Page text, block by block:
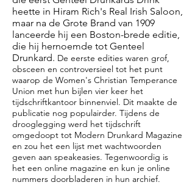
heette in Hiram Rich's Real Irish Saloon,
maar na de Grote Brand van 1909
lanceerde hij een Boston-brede editie,
die hij hernoemde tot Genteel
Drunkard. De eerste edities waren grof,
obsceen en controversieel tot het punt
waarop de Women's Christian Temperance
Union met hun bijlen vier keer het
tijdschriftkantoor binnenviel. Dit maakte de
publicatie nog populairder. Tijdens de
drooglegging werd het tijdschrift
omgedoopt tot Modern Drunkard Magazine
en zou het een lijst met wachtwoorden
geven aan speakeasies. Tegenwoordig is
het een online magazine en kun je online
nummers doorbladeren in hun archief.